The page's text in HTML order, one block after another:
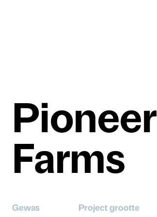
Farms
Gewas Project grootte